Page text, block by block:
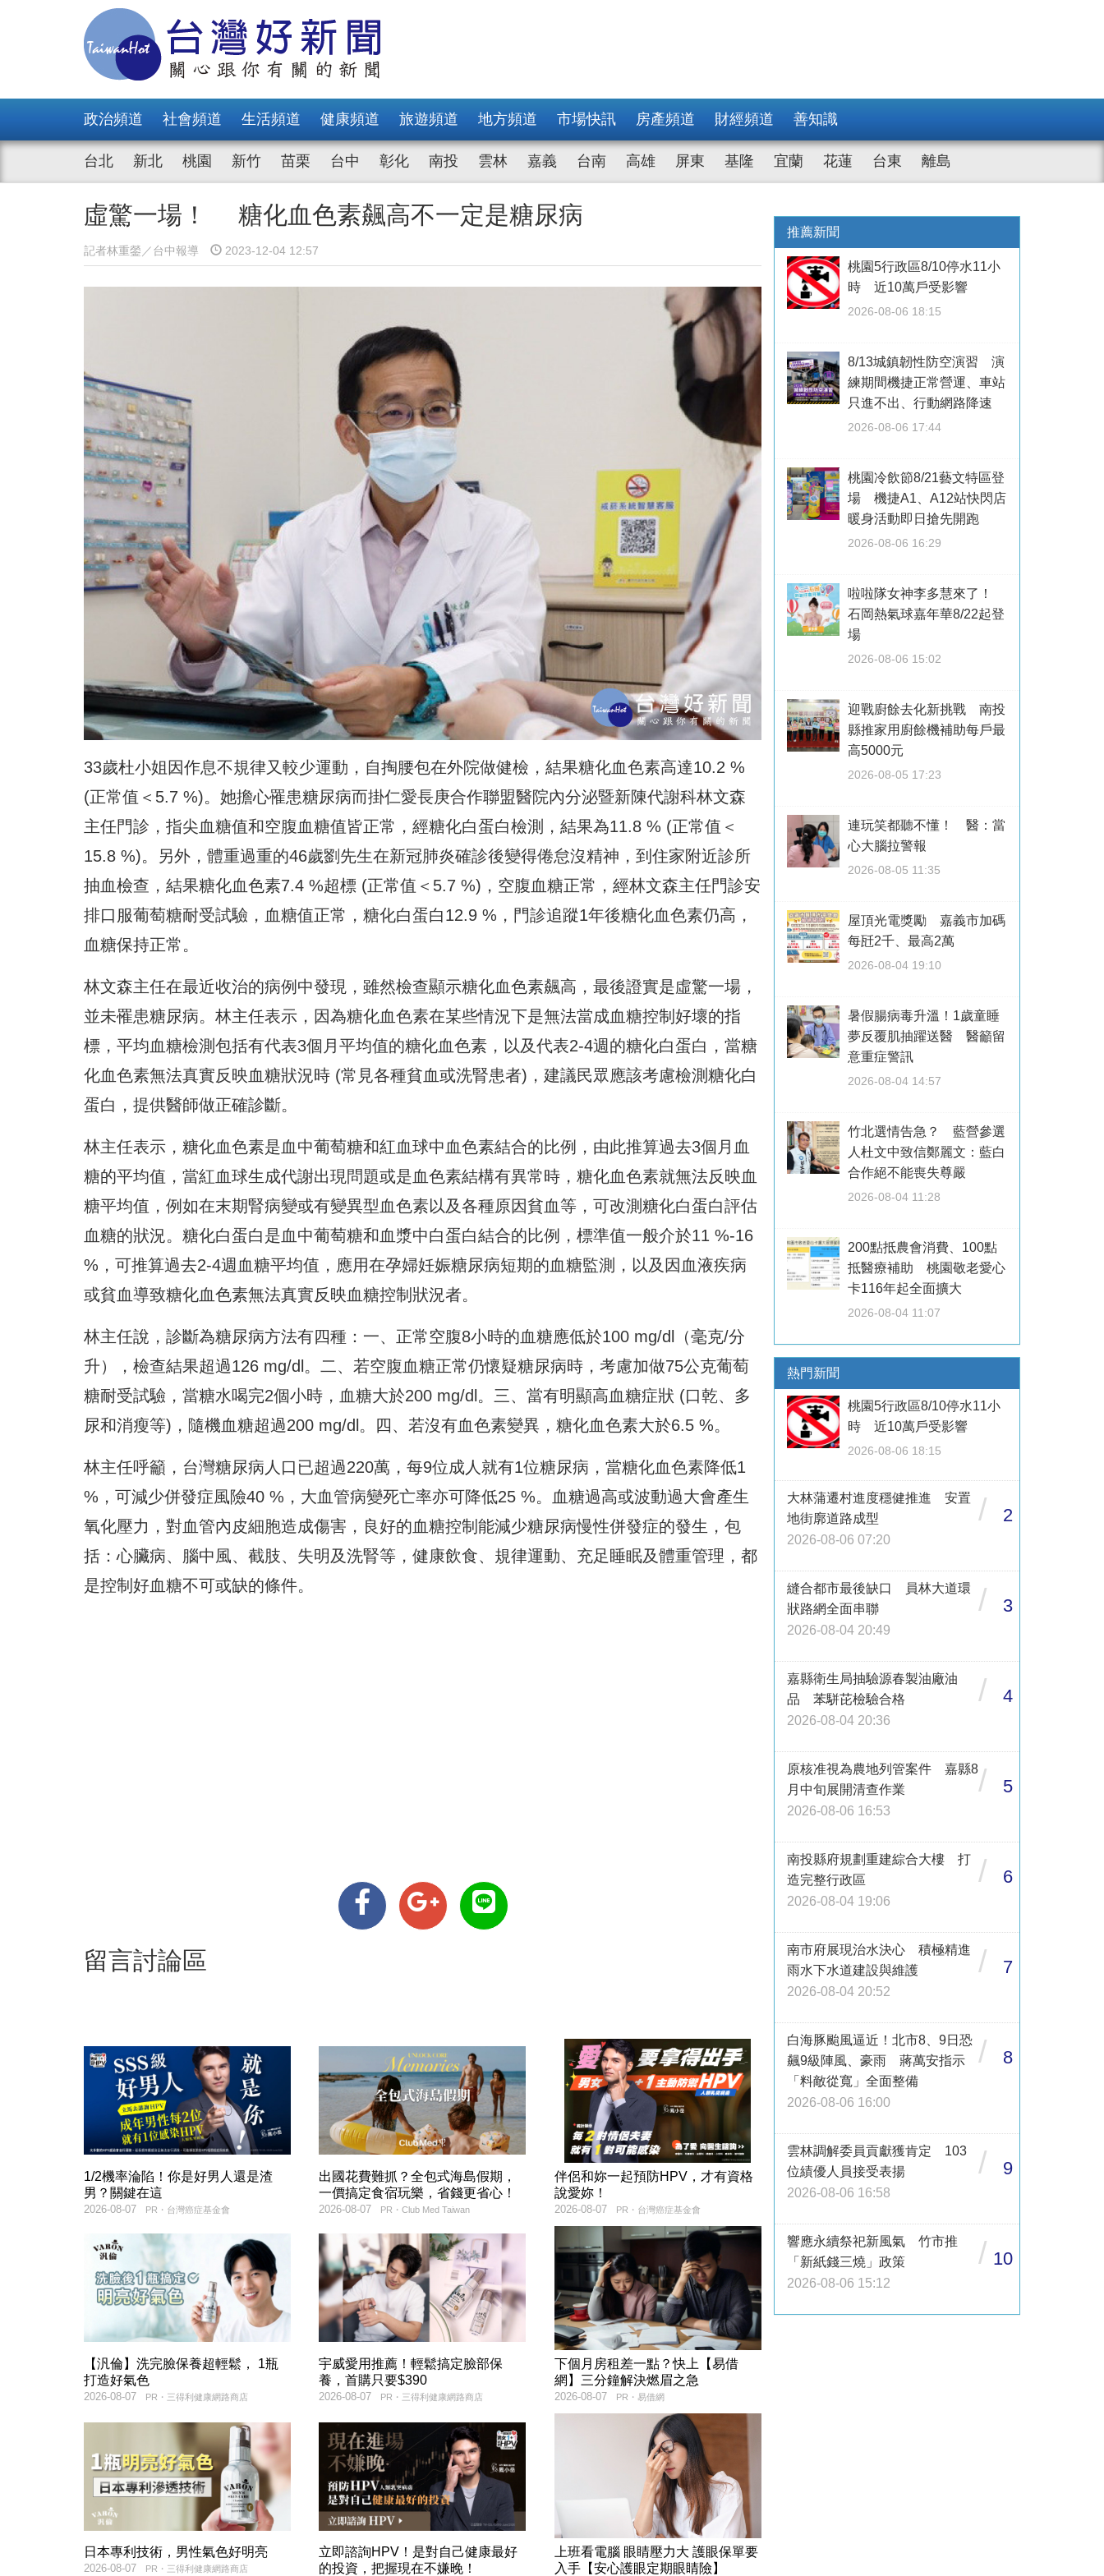
政治頻道 社會頻道 生活頻道 健康頻道 旅遊頻道 地方頻道 市場快訊 房產頻道 財經頻道 善知識
台北 新北 桃園 新竹 苗栗 台中 彰化 南投 雲林 嘉義 台南 高雄 屏東 基隆 宜蘭 花蓮 台東 離島
虛驚一場！ 糖化血色素飆高不一定是糖尿病
記者林重鎣／台中報導 2023-12-04 12:57
33歲杜小姐因作息不規律又較少運動，自掏腰包在外院做健檢， 結果糖化血色素高達10.2 %
(正常值＜5.7 %)。 她擔心罹患糖尿病而掛仁愛長庚合作聯盟醫院內分泌暨新陳代謝科林文森
主任門診，指尖血糖值和空腹血糖值皆正常， 經糖化白蛋白檢測，結果為11.8 % (正常值＜
15.8 %)。另外， 體重過重的46歲劉先生在新冠肺炎確診後變得倦怠沒精神， 到住家附近診所
抽血檢查，結果糖化血色素7.4 %超標 (正常值＜5.7 %)，空腹血糖正常，經林文森主任門診安
排口服葡萄糖耐受試驗， 血糖值正常，糖化白蛋白12.9 %，門診追蹤1年後糖化血色素仍高，
血糖保持正常。
林文森主任在最近收治的病例中發現， 雖然檢查顯示糖化血色素飆高，最後證實是虛驚一場，
並未罹患糖尿病。林主任表示， 因為糖化血色素在某些情況下是無法當成血糖控制好壞的指
標， 平均血糖檢測包括有代表3個月平均值的糖化血色素，以及代表2-4週的糖化白蛋白，當糖
化血色素無法真實反映血糖狀況時 (常見各種貧血或洗腎患者)，建議民眾應該考慮檢測糖化白
蛋白， 提供醫師做正確診斷。
林主任表示， 糖化血色素是血中葡萄糖和紅血球中血色素結合的比例， 由此推算過去3個月血
糖的平均值， 當紅血球生成代謝出現問題或是血色素結構有異常時， 糖化血色素就無法反映血
糖平均值， 例如在末期腎病變或有變異型血色素以及各種原因貧血等， 可改測糖化白蛋白評估
血糖的狀況。 糖化白蛋白是血中葡萄糖和血漿中白蛋白結合的比例， 標準值一般介於11 %-16
%，可推算過去2-4週血糖平均值， 應用在孕婦妊娠糖尿病短期的血糖監測， 以及因血液疾病
或貧血導致糖化血色素無法真實反映血糖控制狀況者。
林主任說，診斷為糖尿病方法有四種：一、 正常空腹8小時的血糖應低於100 mg/dl（毫克/分
升），檢查結果超過126 mg/dl。二、若空腹血糖正常仍懷疑糖尿病時， 考慮加做75公克葡萄
糖耐受試驗，當糖水喝完2個小時， 血糖大於200 mg/dl。三、當有明顯高血糖症狀 (口乾、多
尿和消瘦等)，隨機血糖超過200 mg/dl。四、若沒有血色素變異，糖化血色素大於6.5 %。
林主任呼籲，台灣糖尿病人口已超過220萬， 每9位成人就有1位糖尿病，當糖化血色素降低1
%，可減少併發症風險40 %，大血管病變死亡率亦可降低25 %。血糖過高或波動過大會產生
氧化壓力， 對血管內皮細胞造成傷害， 良好的血糖控制能減少糖尿病慢性併發症的發生，包
括：心臟病、 腦中風、截肢、失明及洗腎等，健康飲食、規律運動、 充足睡眠及體重管理，都
是控制好血糖不可或缺的條件。
留言討論區
1/2機率淪陷！你是好男人還是渣
男？關鍵在這
PR・台灣癌症基金會
2026-08-07
出國花費難抓？全包式海島假期，
一價搞定食宿玩樂，省錢更省心！
PR・Club Med Taiwan
2026-08-07
伴侶和妳一起預防HPV，才有資格
說愛妳！
PR・台灣癌症基金會
2026-08-07
【汎倫】洗完臉保養超輕鬆， 1瓶
打造好氣色
PR・三得利健康網路商店
2026-08-07
宇威愛用推薦！輕鬆搞定臉部保
養，首購只要$390
PR・三得利健康網路商店
2026-08-07
下個月房租差一點？快上【易借
網】三分鐘解決燃眉之急
PR・易借網
2026-08-07
日本專利技術，男性氣色好明亮
PR・三得利健康網路商店
2026-08-07
立即諮詢HPV！是對自己健康最好
的投資，把握現在不嫌晚！
上班看電腦 眼睛壓力大 護眼保單要
入手【安心護眼定期眼睛險】
推薦新聞
桃園5行政區8/10停水11小
時 近10萬戶受影響
2026-08-06 18:15
8/13城鎮韌性防空演習 演
練期間機捷正常營運、車站
只進不出、行動網路降速
2026-08-06 17:44
桃園冷飲節8/21藝文特區登
場 機捷A1、A12站快閃店
暖身活動即日搶先開跑
2026-08-06 16:29
啦啦隊女神李多慧來了！
石岡熱氣球嘉年華8/22起登
場
2026-08-06 15:02
迎戰廚餘去化新挑戰 南投
縣推家用廚餘機補助每戶最
高5000元
2026-08-05 17:23
連玩笑都聽不懂！ 醫：當
心大腦拉警報
2026-08-05 11:35
屋頂光電獎勵 嘉義市加碼
每瓩2千、最高2萬
2026-08-04 19:10
暑假腸病毒升溫！1歲童睡
夢反覆肌抽躍送醫 醫籲留
意重症警訊
2026-08-04 14:57
竹北選情告急？ 藍營參選
人杜文中致信鄭麗文：藍白
合作絕不能喪失尊嚴
2026-08-04 11:28
200點抵農會消費、100點
抵醫療補助 桃園敬老愛心
卡116年起全面擴大
2026-08-04 11:07
熱門新聞
桃園5行政區8/10停水11小
時 近10萬戶受影響
2026-08-06 18:15
大林蒲遷村進度穩健推進 安置
地街廓道路成型
2026-08-06 07:20
/ 2
縫合都市最後缺口 員林大道環
狀路網全面串聯
2026-08-04 20:49
/ 3
嘉縣衛生局抽驗源春製油廠油
品 苯駢芘檢驗合格
2026-08-04 20:36
/ 4
原核准視為農地列管案件 嘉縣8
月中旬展開清查作業
2026-08-06 16:53
/ 5
南投縣府規劃重建綜合大樓 打
造完整行政區
2026-08-04 19:06
/ 6
南市府展現治水決心 積極精進
雨水下水道建設與維護
2026-08-04 20:52
/ 7
白海豚颱風逼近！北市8、9日恐
飆9級陣風、豪雨 蔣萬安指示
「料敵從寬」全面整備
2026-08-06 16:00
/ 8
雲林調解委員貢獻獲肯定 103
位績優人員接受表揚
2026-08-06 16:58
/ 9
響應永續祭祀新風氣 竹市推
「新紙錢三燒」政策
2026-08-06 15:12
/ 10